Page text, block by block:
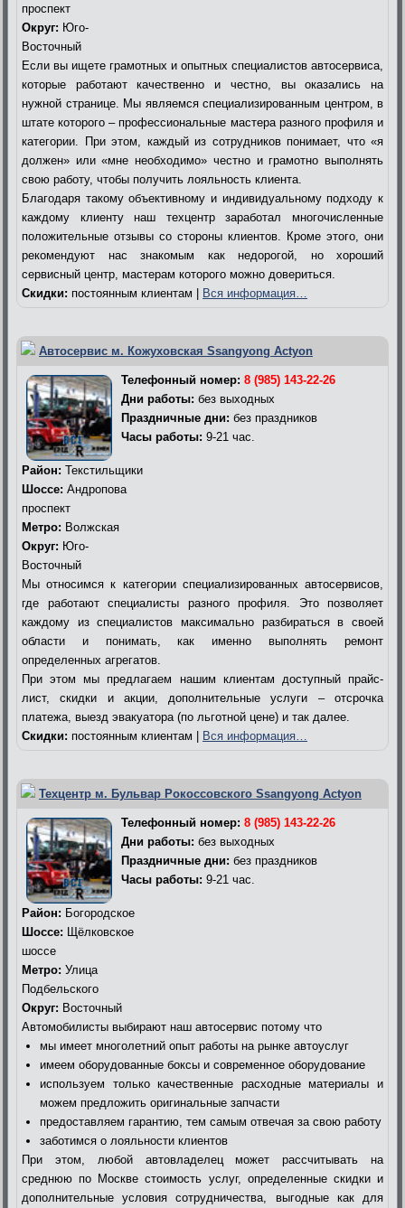
проспект
Округ: Юго-
Восточный
Если вы ищете грамотных и опытных специалистов автосервиса,
которые работают качественно и честно, вы оказались на
нужной странице. Мы являемся специализированным центром, в
штате которого – профессиональные мастера разного профиля и
категории. При этом, каждый из сотрудников понимает, что «я
должен» или «мне необходимо» честно и грамотно выполнять
свою работу, чтобы получить лояльность клиента.
Благодаря такому объективному и индивидуальному подходу к
каждому клиенту наш техцентр заработал многочисленные
положительные отзывы со стороны клиентов. Кроме этого, они
рекомендуют нас знакомым как недорогой, но хороший
сервисный центр, мастерам которого можно довериться.
Скидки: постоянным клиентам | Вся информация…
Автосервис м. Кожуховская Ssangyong Actyon
Телефонный номер: 8 (985) 143-22-26
Дни работы: без выходных
Праздничные дни: без праздников
Часы работы: 9-21 час.
Район: Текстильщики
Шоссе: Андропова
проспект
Метро: Волжская
Округ: Юго-
Восточный
Мы относимся к категории специализированных автосервисов,
где работают специалисты разного профиля. Это позволяет
каждому из специалистов максимально разбираться в своей
области и понимать, как именно выполнять ремонт
определенных агрегатов.
При этом мы предлагаем нашим клиентам доступный прайс-
лист, скидки и акции, дополнительные услуги – отсрочка
платежа, выезд эвакуатора (по льготной цене) и так далее.
Скидки: постоянным клиентам | Вся информация…
Техцентр м. Бульвар Рокоссовского Ssangyong Actyon
Телефонный номер: 8 (985) 143-22-26
Дни работы: без выходных
Праздничные дни: без праздников
Часы работы: 9-21 час.
Район: Богородское
Шоссе: Щёлковское
шоссе
Метро: Улица
Подбельского
Округ: Восточный
Автомобилисты выбирают наш автосервис потому что
мы имеет многолетний опыт работы на рынке автоуслуг
имеем оборудованные боксы и современное оборудование
используем только качественные расходные материалы и
можем предложить оригинальные запчасти
предоставляем гарантию, тем самым отвечая за свою работу
заботимся о лояльности клиентов
При этом, любой автовладелец может рассчитывать на
среднюю по Москве стоимость услуг, определенные скидки и
дополнительные условия сотрудничества, выгодные как для